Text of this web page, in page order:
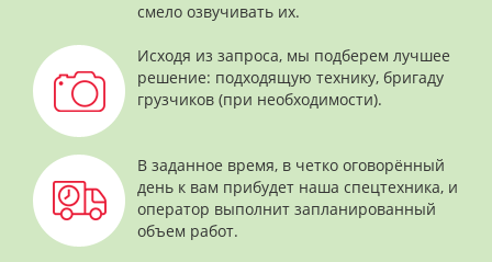
смело озвучивать их.
Исходя из запроса, мы подберем лучшее
решение: подходящую технику, бригаду
грузчиков (при необходимости).
В заданное время, в четко оговорённый
день к вам прибудет наша спецтехника, и
оператор выполнит запланированный
объем работ.